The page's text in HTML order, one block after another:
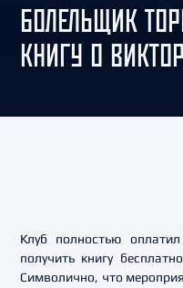
БОЛЕЛЬЩИК
КНИГУ О
Клуб полностью
получить книгу
Символично, что